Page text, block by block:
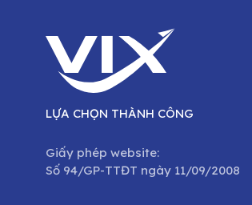
LỰA CHỌN THÀNH CÔNG
Giấy phép website:
Số 94/GP-TTĐT ngày 11/09/2008